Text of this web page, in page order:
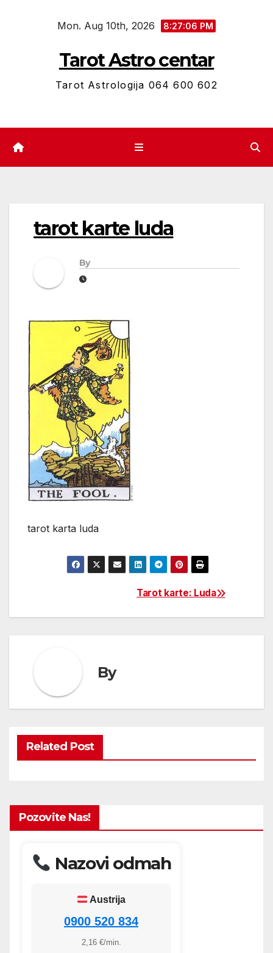
Mon. Aug 10th, 2026 8:27:06 PM
Tarot Astro centar
Tarot Astrologija 064 600 602
tarot karte luda
By
tarot karta luda
navigation
Tarot karte: Luda
By
Related Post
Pozovite Nas!
Nazovi odmah
Austrija
0900 520 834
2,16 €/min.